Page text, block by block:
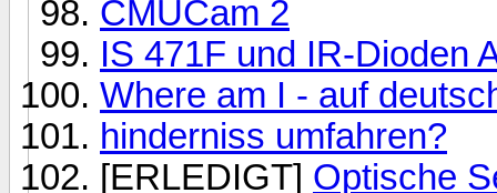
CMUCam 2
IS 471F und IR-Dioden
Where am I - auf
hinderniss umfahren?
[ERLEDIGT] Optische